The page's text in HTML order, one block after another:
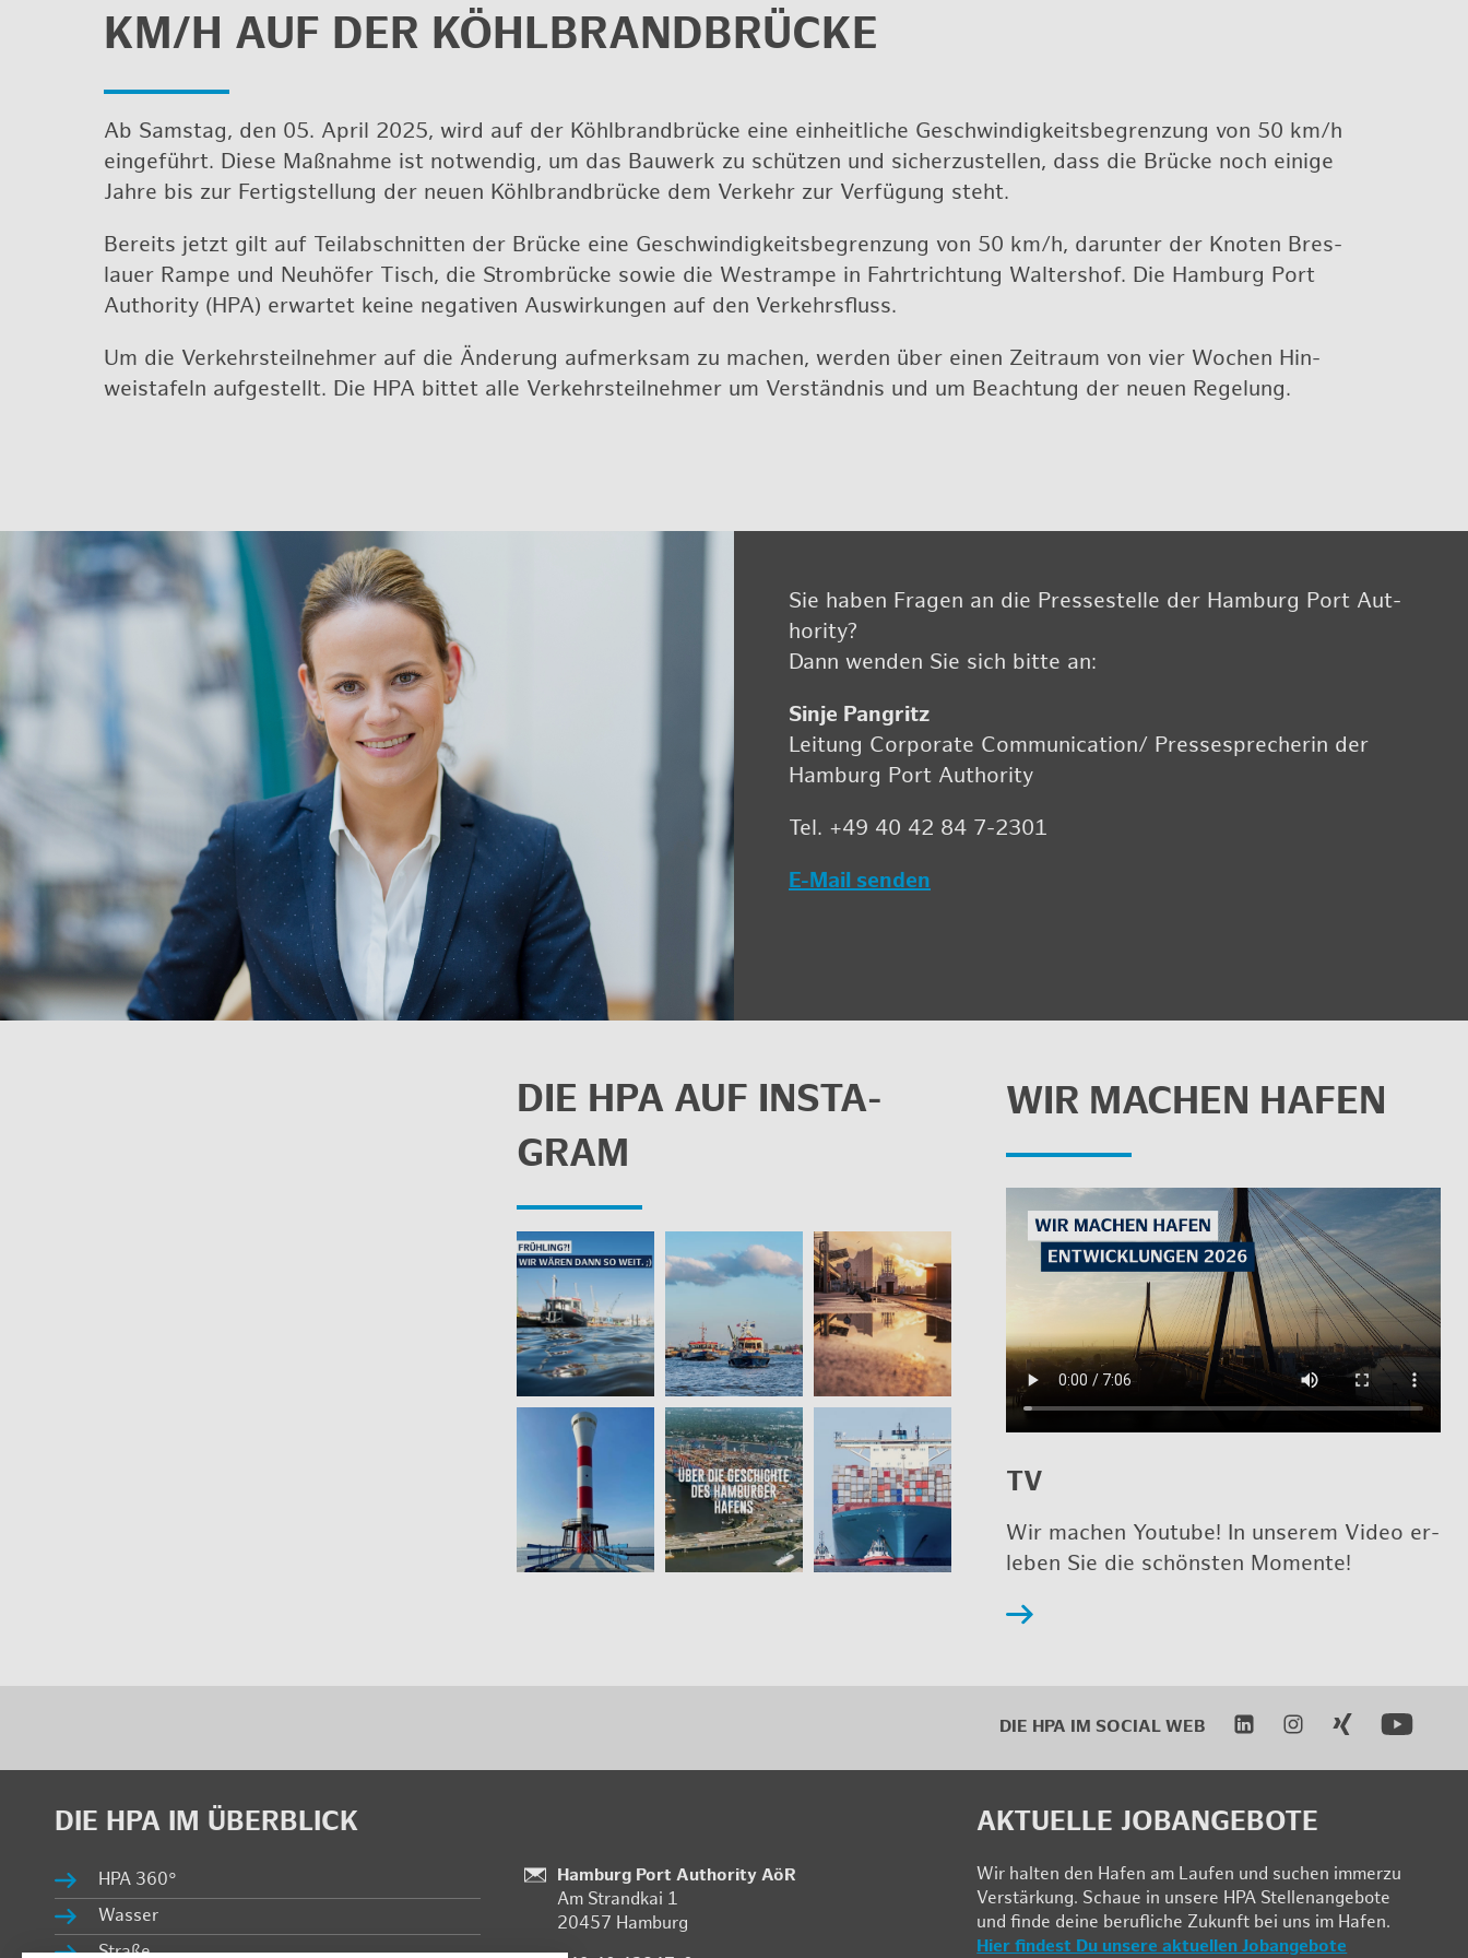
KM/H AUF DER KÖHL­BRAND­BRÜ­CKE
Ab Sams­tag, den 05. April 2025, wird auf der Köhl­brand­brü­cke eine ein­heit­li­che Ge­schwin­dig­keits­be­gren­zung von 50 km/h
ein­ge­führt. Diese Maß­nah­me ist not­wen­dig, um das Bau­werk zu schüt­zen und si­cher­zu­stel­len, dass die Brü­cke noch ei­ni­ge
Jahre bis zur Fer­tig­stel­lung der neuen Köhl­brand­brü­cke dem Ver­kehr zur Ver­fü­gung steht.
Be­reits jetzt gilt auf Teil­ab­schnit­ten der Brü­cke eine Ge­schwin­dig­keits­be­gren­zung von 50 km/h, dar­un­ter der Kno­ten Bres­
lau­er Rampe und Neu­hö­fer Tisch, die Strom­brü­cke sowie die West­ram­pe in Fahrt­rich­tung Wal­ters­hof. Die Ham­burg Port
Aut­ho­ri­ty (HPA) er­war­tet keine ne­ga­ti­ven Aus­wir­kun­gen auf den Ver­kehrs­fluss.
Um die Ver­kehrs­teil­neh­mer auf die Än­de­rung auf­merk­sam zu ma­chen, wer­den über einen Zeit­raum von vier Wo­chen Hin­
weis­ta­feln auf­ge­stellt. Die HPA bit­tet alle Ver­kehrs­teil­neh­mer um Ver­ständ­nis und um Be­ach­tung der neuen Re­ge­lung.
Sie haben Fra­gen an die Pres­se­stel­le der Ham­burg Port Aut­
ho­ri­ty?
Dann wen­den Sie sich bitte an:
Sinje Pan­gritz
Lei­tung Cor­po­ra­te Com­mu­ni­ca­ti­on/ Pres­se­spre­che­rin der
Ham­burg Port Aut­ho­ri­ty
Tel. +49 40 42 84 7-2301
E-Mail sen­den
DIE HPA AUF INS­TA­
GRAM
WIR MA­CHEN HAFEN
TV
Wir ma­chen Youtube! In un­se­rem Video er­
le­ben Sie die schöns­ten Mo­men­te!
DIE HPA IM SO­CIAL WEB
DIE HPA IM ÜBER­BLICK
HPA 360°
Was­ser
Stra­ße
Stand­
ort:
Hamburg Port Authority AöR
Am Strand­kai 1
20457 Ham­burg
AK­TU­EL­LE JOB­AN­GE­BO­TE
Wir hal­ten den Ha­fen am Lau­fen und su­chen im­mer­zu
Ver­stär­kung. Schau­e in un­se­re HPA Stel­len­an­ge­bo­te
und fin­de deine be­ruf­li­che Zu­kunft bei uns im Ha­fen.
Hier fin­dest Du un­se­re ak­tu­el­len Job­an­ge­bo­te